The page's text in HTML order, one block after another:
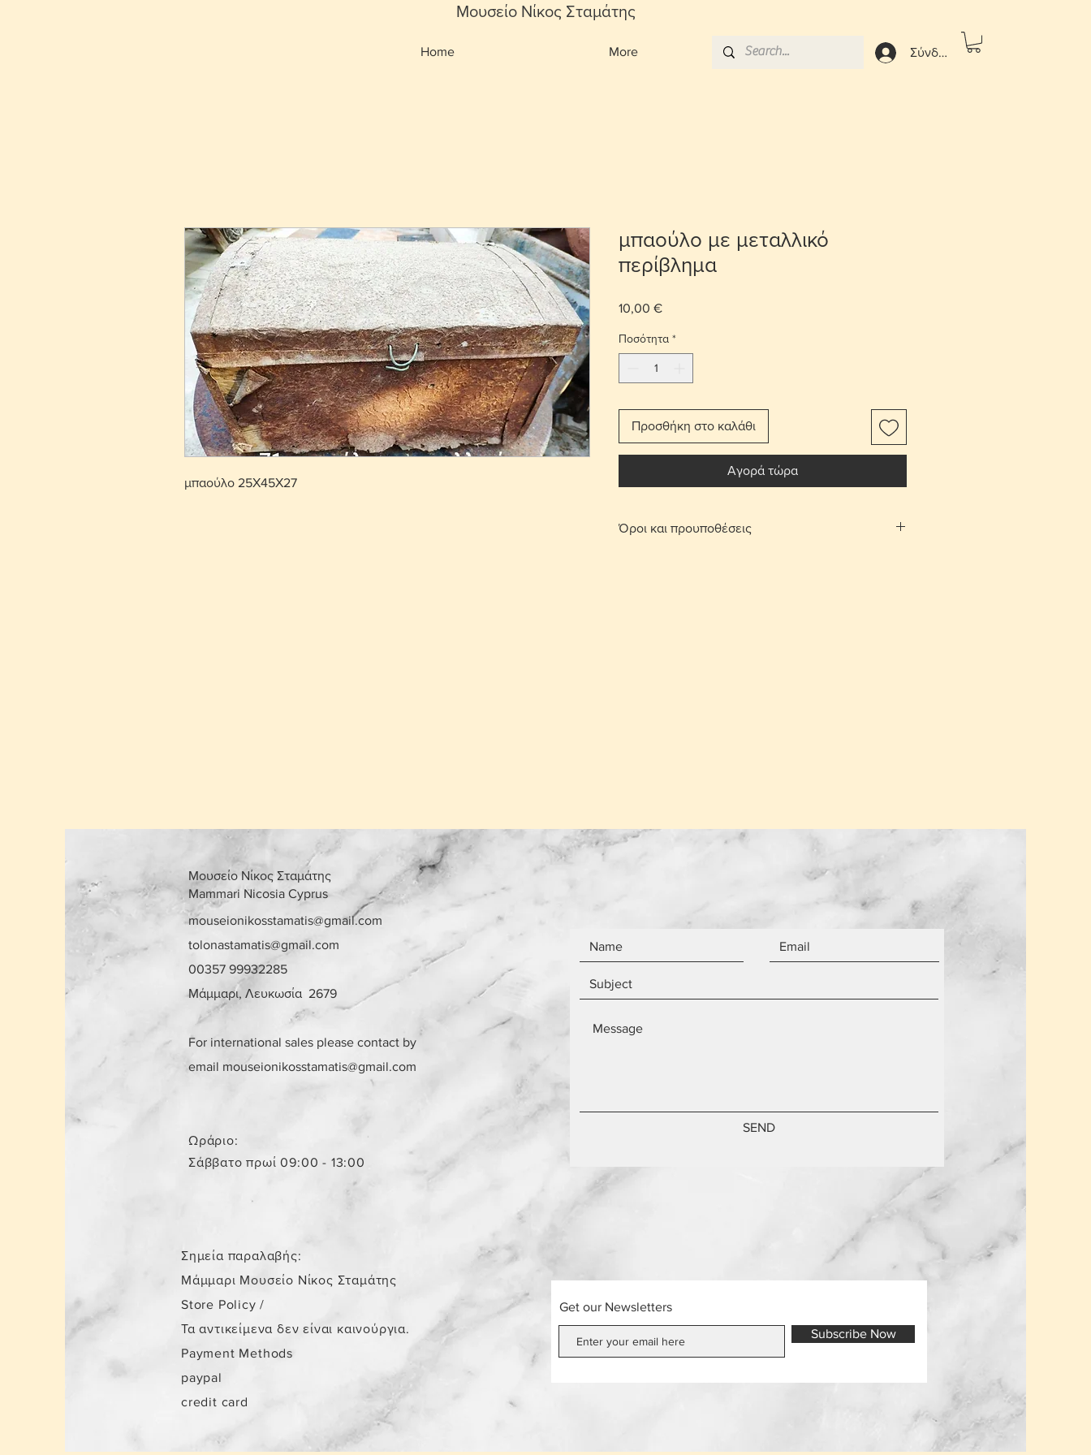
Home More
Μουσείο Νίκος Σταμάτης
Σύνδεση
μπαούλο 25Χ45Χ27
μπαούλο με μεταλλικό
περίβλημα
10,00 €Τιμή
Ποσότητα *
Προσθήκη στο καλάθι
Αγορά τώρα
Όροι και προυποθέσεις
Μουσείο Νίκος Σταμάτης
Mammari Nicosia Cyprus
mouseionikosstamatis@gmail.com
tolonastamatis@gmail.com
00357 99932285
Μάμμαρι, Λευκωσία 2679
For international sales please contact by
email mouseionikosstamatis@gmail.com
Ωράριο:
Σάββατο πρωί 09:00 - 13:00
Σημεία παραλαβής:
Μάμμαρι Μουσείο Νίκος Σταμάτης
Store Policy/
Τα αντικείμενα δεν είναι καινούργια.
Payment Methods
paypal
credit card
SEND
Get our Newsletters
Subscribe Now